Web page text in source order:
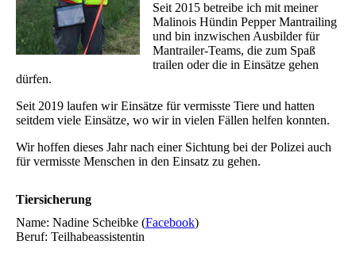
Seit 2015 betreibe ich mit meiner
Malinois Hündin Pepper Mantrailing
und bin inzwischen Ausbilder für
Mantrailer-Teams, die zum Spaß
trailen oder die in Einsätze gehen
dürfen.
Seit 2019 laufen wir Einsätze für vermisste Tiere und hatten
seitdem viele Einsätze, wo wir in vielen Fällen helfen konnten.
Wir hoffen dieses Jahr nach einer Sichtung bei der Polizei auch
für vermisste Menschen in den Einsatz zu gehen.
Tiersicherung
Name: Nadine Scheibke (Facebook)
Beruf: Teilhabeassistentin